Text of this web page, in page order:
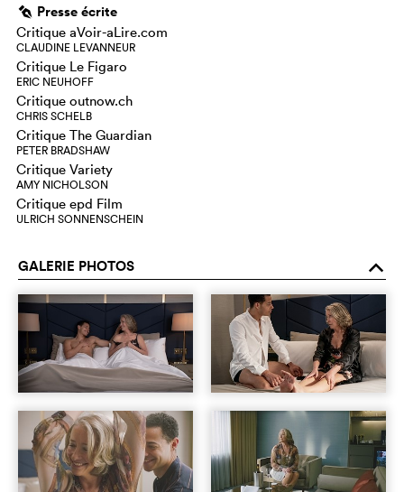
g Presse écrite
Critique aVoir-aLire.com
CLAUDINE LEVANNEUR
Critique Le Figaro
ERIC NEUHOFF
Critique outnow.ch
CHRIS SCHELB
Critique The Guardian
PETER BRADSHAW
Critique Variety
AMY NICHOLSON
Critique epd Film
ULRICH SONNENSCHEIN
GALERIE PHOTOS o